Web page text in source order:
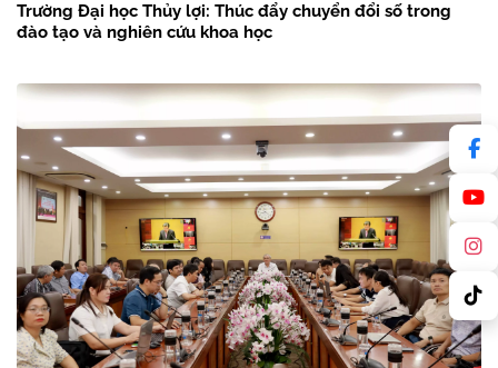
Trường Đại học Thủy lợi: Thúc đẩy chuyển đổi số trong
đào tạo và nghiên cứu khoa học